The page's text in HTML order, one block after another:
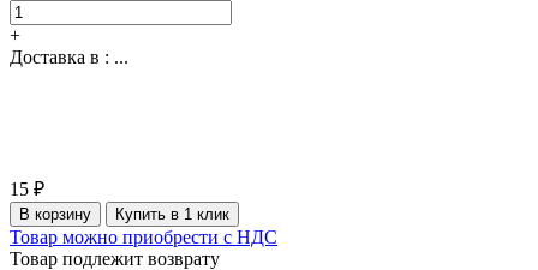
+
Доставка в : ...
15 ₽
В корзину Купить в 1 клик
Товар можно приобрести с НДС
Товар подлежит возврату